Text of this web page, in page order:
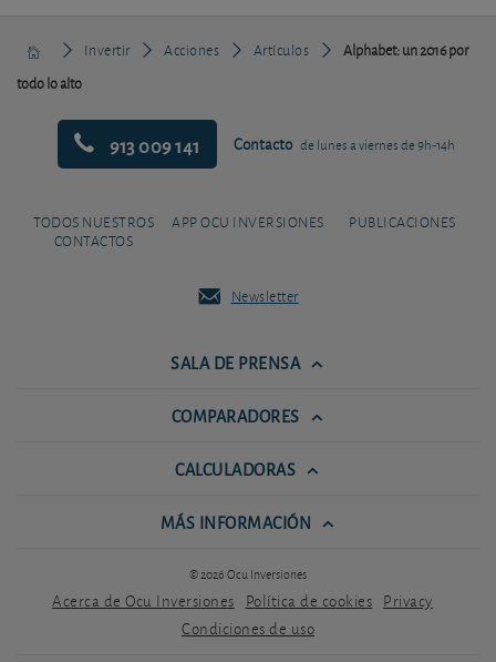
Invertir Acciones Artículos
Alphabet: un 2016 por
todo lo alto
913 009 141 Contacto de lunes a viernes de 9h-14h
TODOS NUESTROS
CONTACTOS
APP OCU INVERSIONES PUBLICACIONES
Newsletter
SALA DE PRENSA
COMPARADORES
CALCULADORAS
MÁS INFORMACIÓN
© 2026 Ocu Inversiones
Acerca de Ocu Inversiones Política de cookies Privacy
Condiciones de uso